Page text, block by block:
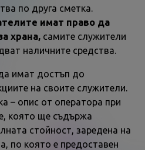
по друга сметка.
имат право да
храна, самите служители
наличните средства.
имат достъп до
на своите служители.
– опис от оператора при
която ще съдържа
стойност, заредена на
по която е предоставен